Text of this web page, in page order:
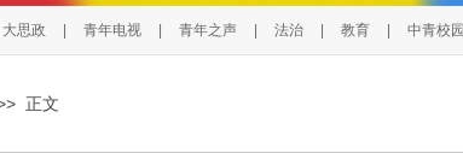
大思政 青年电视 青年之声 法治 教育 中青校园
正文